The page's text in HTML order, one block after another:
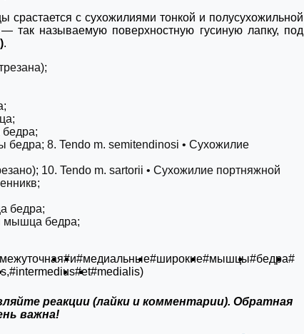
с сухожилиями тонкой и полусухожильной
так называемую поверхностную гусиную лапку, под
.
8. Tendo m. semitendinosi • Сухожилие
10. Tendo m. sartorii • Сухожилие портняжной
бедра;
мышца бедра;
#и#медиальные#широкие#мышцы#бедра#
#intermedius#et#medialis)
реакции (лайки и комментарии). Обратная
важна!